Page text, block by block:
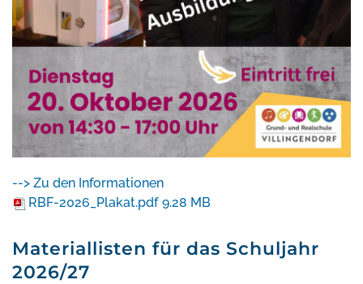
--> Zu den Informationen
RBF-2026_Plakat.pdf 9.28 MB
Materiallisten für das Schuljahr
2026/27